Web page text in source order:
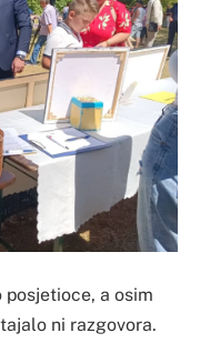
a osim
ni razgovora.